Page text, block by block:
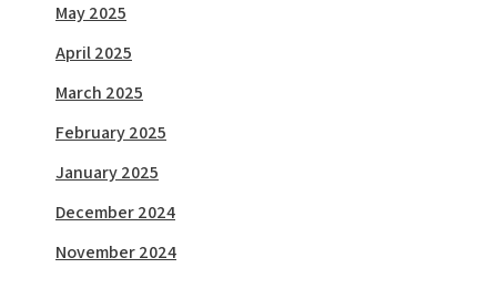
May 2025
April 2025
March 2025
February 2025
January 2025
December 2024
November 2024